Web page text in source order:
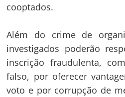
cooptados.
Além do crime de
investigados poderão
inscrição fraudulenta,
falso, por oferecer
voto e por corrupção de
de
Post